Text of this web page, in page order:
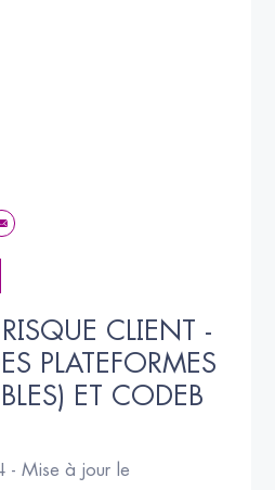
CLIENT -
PLATEFORMES
ET CODEB
Mise à jour le